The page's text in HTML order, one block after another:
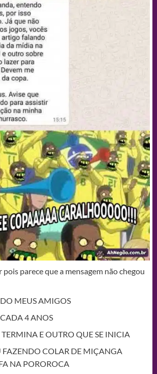
parece que a mensagem não chegou
MEUS AMIGOS
4 ANOS
E OUTRO QUE SE INICIA
FAZENDO COLAR DE MIÇANGA
NA POROROCA